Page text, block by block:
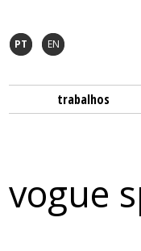
PT EN
trabalhos
vogue